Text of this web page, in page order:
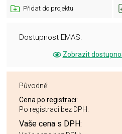
Přidat do projektu
Dostupnost EMAS:
Zobrazit
Původně:
Cena po registraci:
Po registraci bez DPH:
Vaše cena s DPH: